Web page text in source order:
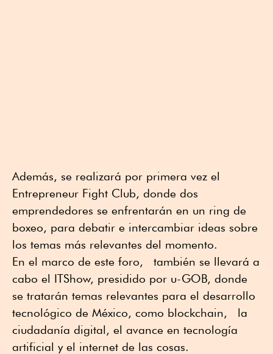
Además, se realizará por primera vez el
Entrepreneur Fight Club, donde dos
emprendedores se enfrentarán en un ring de
boxeo, para debatir e intercambiar ideas sobre
los temas más relevantes del momento.
En el marco de este foro, también se llevará a
cabo el ITShow, presidido por u-GOB, donde
se tratarán temas relevantes para el desarrollo
tecnológico de México, como blockchain, la
ciudadanía digital, el avance en tecnología
artificial y el internet de las cosas.